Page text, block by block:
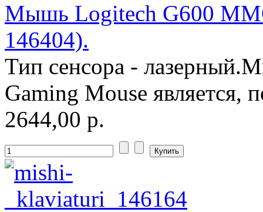
Мышь Logitech G600
146404).
Тип сенсора -
Gaming Mouse является,
2644,00 р.